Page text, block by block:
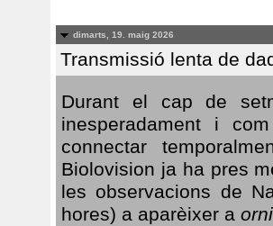
dimarts, 19. maig 2026
Transmissió lenta de
Durant el cap de
inesperadament i
connectar
Biolovision ja ha pres
les observacions de
hores) a aparèixer a